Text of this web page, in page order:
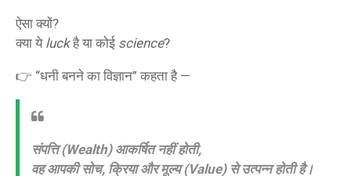
ऐसा क्यों?
क्या ये luckहै या कोई science?
👉 “धनी बनने का विज्ञान” कहता है —
संपत्ति (Wealth) आकर्षित नहीं होती,
वह आपकी सोच, क्रिया और मूल्य (Value) से उत्पन्न होती है।